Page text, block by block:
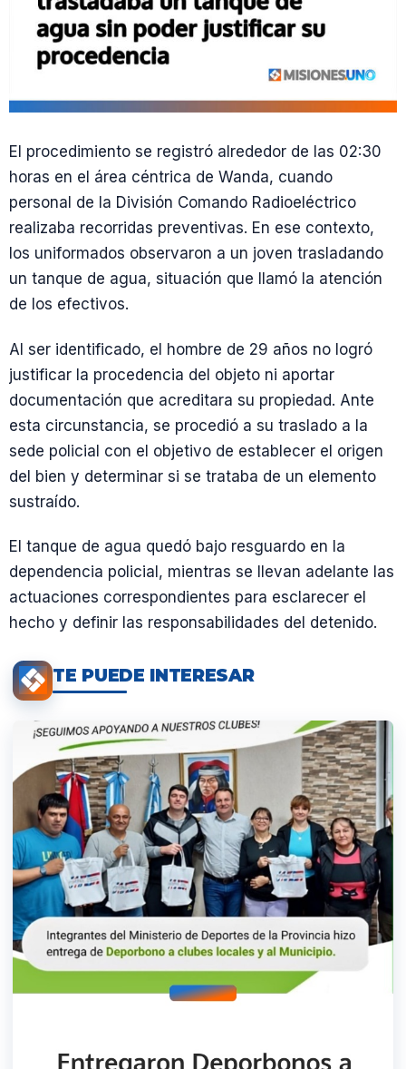
El procedimiento se registró alrededor de las 02:30
horas en el área céntrica de Wanda, cuando
personal de la División Comando Radioeléctrico
realizaba recorridas preventivas. En ese contexto,
los uniformados observaron a un joven trasladando
un tanque de agua, situación que llamó la atención
de los efectivos.
Al ser identificado, el hombre de 29 años no logró
justificar la procedencia del objeto ni aportar
documentación que acreditara su propiedad. Ante
esta circunstancia, se procedió a su traslado a la
sede policial con el objetivo de establecer el origen
del bien y determinar si se trataba de un elemento
sustraído.
El tanque de agua quedó bajo resguardo en la
dependencia policial, mientras se llevan adelante las
actuaciones correspondientes para esclarecer el
hecho y definir las responsabilidades del detenido.
TE PUEDE INTERESAR